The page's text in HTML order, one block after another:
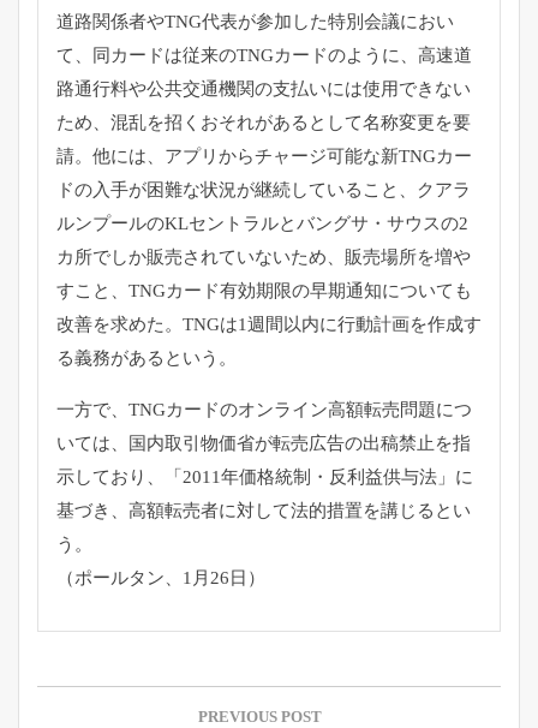
道路関係者やTNG代表が参加した特別会議におい
て、
同カードは従来のTNGカードのように、 高速道
路通行料や公共交通機関の支払いには使用できない
ため、 混乱を招くおそれがあるとして名称変更を要
請。他には、 アプリからチャージ可能な新TNGカー
ドの入手が困難な状況が継続していること、クアラ
ルンプールのKLセントラルとバングサ・ サウスの2
カ所でしか販売されていないため、 販売場所を増や
すこと、 TNGカード有効期限の早期通知についても
改善を求めた。 TNGは1週間以内に行動計画を作成す
る義務があるという。
一方で、TNGカードのオンライン高額転売問題につ
いては、
国内取引物価省が転売広告の出稿禁止を指
示しており、「 2011年価格統制・反利益供与法」に
基づき、 高額転売者に対して法的措置を講じるとい
う。
（ポールタン、1月26日）
投
PREVIOUS POST